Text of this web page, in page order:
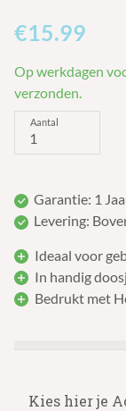
€15.99
Op werkdagen
verzonden.
Aantal
Garantie: 1
Levering:
Ideaal voor
In handig
Bedrukt met
Kies hier je